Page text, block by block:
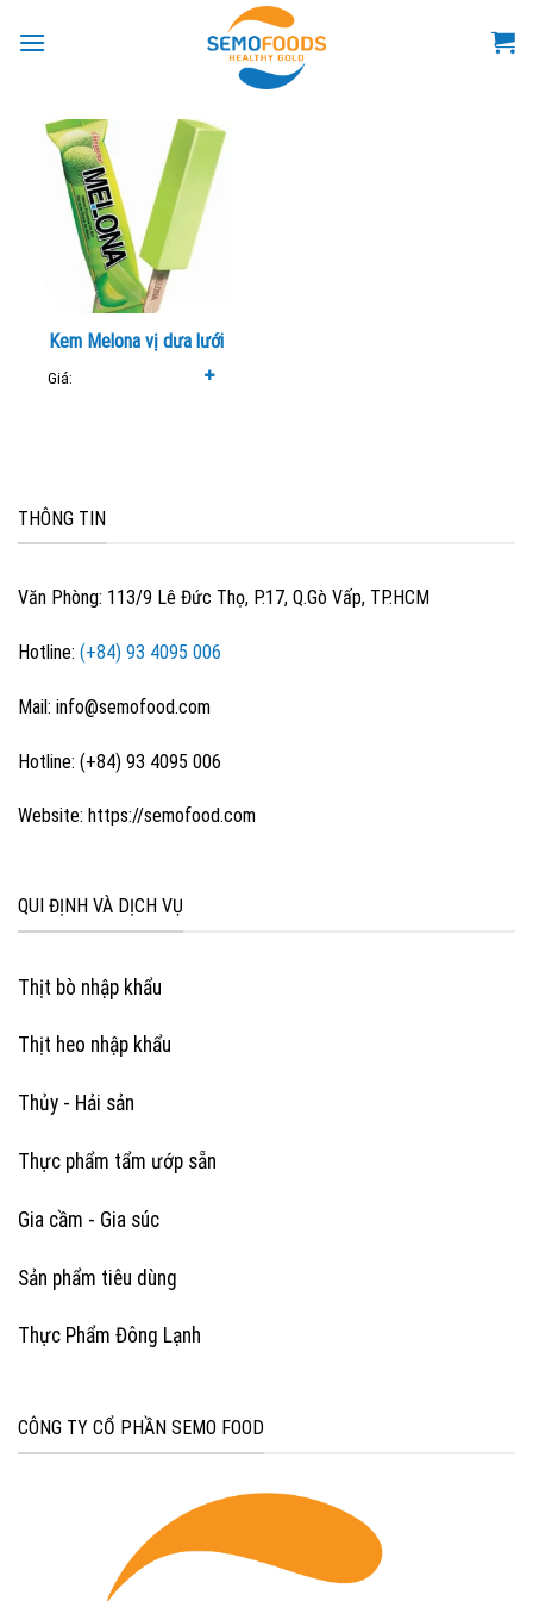
Kem Melona vị dưa lưới
Giá:
THÔNG TIN
Văn Phòng: 113/9 Lê Đức Thọ, P.17, Q.Gò Vấp, TP.HCM
Hotline: (+84) 93 4095 006
Mail: info@semofood.com
Hotline: (+84) 93 4095 006
Website: https://semofood.com
QUI ĐỊNH VÀ DỊCH VỤ
Thịt bò nhập khẩu
Thịt heo nhập khẩu
Thủy - Hải sản
Thực phẩm tẩm ướp sẵn
Gia cầm - Gia súc
Sản phẩm tiêu dùng
Thực Phẩm Đông Lạnh
CÔNG TY CỔ PHẦN SEMO FOOD